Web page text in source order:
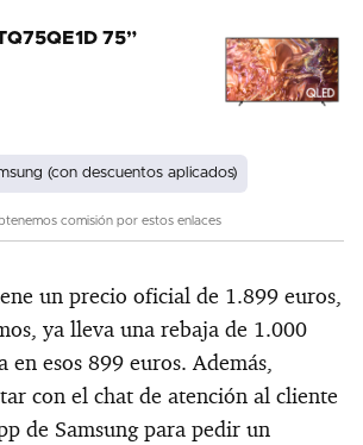
75”
(con descuentos aplicados)
comisión por estos enlaces
un precio oficial de 1.899 euros,
ya lleva una rebaja de 1.000
en esos 899 euros. Además,
con el chat de atención al cliente
de Samsung para pedir un